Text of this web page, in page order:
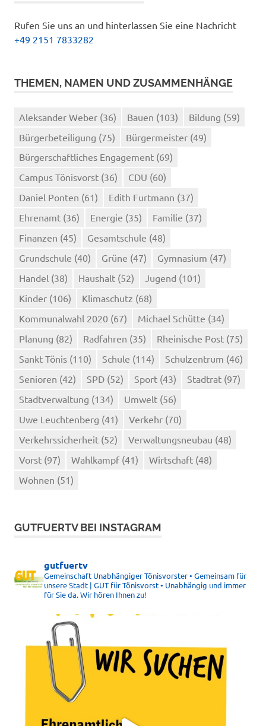
Rufen Sie uns an und hinterlassen Sie eine Nachricht
+49 2151 7833282
THEMEN, NAMEN UND ZUSAMMENHÄNGE
Aleksander Weber (36) Bauen (103) Bildung (59)
Bürgerbeteiligung (75) Bürgermeister (49)
Bürgerschaftliches Engagement (69)
Campus Tönisvorst (36) CDU (60)
Daniel Ponten (61) Edith Furtmann (37)
Ehrenamt (36) Energie (35) Familie (37)
Finanzen (45) Gesamtschule (48)
Grundschule (40) Grüne (47) Gymnasium (47)
Handel (38) Haushalt (52) Jugend (101)
Kinder (106) Klimaschutz (68)
Kommunalwahl 2020 (67) Michael Schütte (34)
Planung (82) Radfahren (35) Rheinische Post (75)
Sankt Tönis (110) Schule (114) Schulzentrum (46)
Senioren (42) SPD (52) Sport (43) Stadtrat (97)
Stadtverwaltung (134) Umwelt (56)
Uwe Leuchtenberg (41) Verkehr (70)
Verkehrssicherheit (52) Verwaltungsneubau (48)
Vorst (97) Wahlkampf (41) Wirtschaft (48)
Wohnen (51)
GUTFUERTV BEI INSTAGRAM
gutfuertv
Gemeinschaft Unabhängiger Tönisvorster • Gemeinsam für
unsere Stadt | GUT für Tönisvorst • Unabhängig und immer
für Sie da. Wir hören Ihnen zu!